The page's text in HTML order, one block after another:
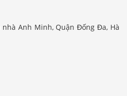
nhà Anh Minh, Quận Đống Đa, Hà